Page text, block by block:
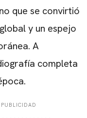
que se convirtió
y un espejo
A
completa